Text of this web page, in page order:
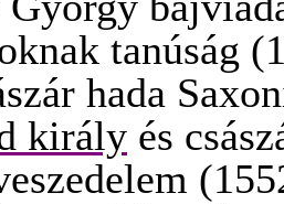
tanúság
hada
király és